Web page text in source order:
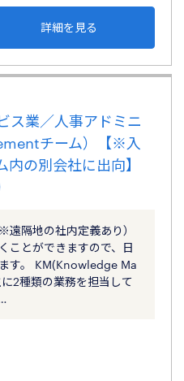
詳細を見る
ス業／人事アドミニ
チーム）【※入
の別会社に出向】
隔地の社内定義あり）
ことができますので、日
す。 KM(Knowledge Ma
2種類の業務を担当して